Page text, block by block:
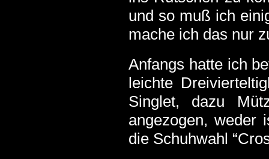
und so muß ich
mache ich das nur
Anfangs hatte ich
leichte
Singlet, dazu
angezogen, weder
die Schuhwahl